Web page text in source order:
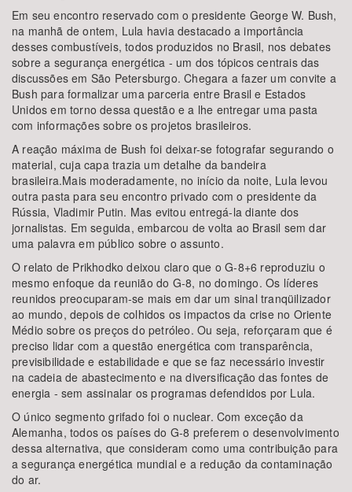
Em seu encontro reservado com o presidente George W. Bush,
na manhã de ontem, Lula havia destacado a importância
desses combustíveis, todos produzidos no Brasil, nos debates
sobre a segurança energética - um dos tópicos centrais das
discussões em São Petersburgo. Chegara a fazer um convite a
Bush para formalizar uma parceria entre Brasil e Estados
Unidos em torno dessa questão e a lhe entregar uma pasta
com informações sobre os projetos brasileiros.
A reação máxima de Bush foi deixar-se fotografar segurando o
material, cuja capa trazia um detalhe da bandeira
brasileira.Mais moderadamente, no início da noite, Lula levou
outra pasta para seu encontro privado com o presidente da
Rússia, Vladimir Putin. Mas evitou entregá-la diante dos
jornalistas. Em seguida, embarcou de volta ao Brasil sem dar
uma palavra em público sobre o assunto.
O relato de Prikhodko deixou claro que o G-8+6 reproduziu o
mesmo enfoque da reunião do G-8, no domingo. Os líderes
reunidos preocuparam-se mais em dar um sinal tranqüilizador
ao mundo, depois de colhidos os impactos da crise no Oriente
Médio sobre os preços do petróleo. Ou seja, reforçaram que é
preciso lidar com a questão energética com transparência,
previsibilidade e estabilidade e que se faz necessário investir
na cadeia de abastecimento e na diversificação das fontes de
energia - sem assinalar os programas defendidos por Lula.
O único segmento grifado foi o nuclear. Com exceção da
Alemanha, todos os países do G-8 preferem o desenvolvimento
dessa alternativa, que consideram como uma contribuição para
a segurança energética mundial e a redução da contaminação
do ar.